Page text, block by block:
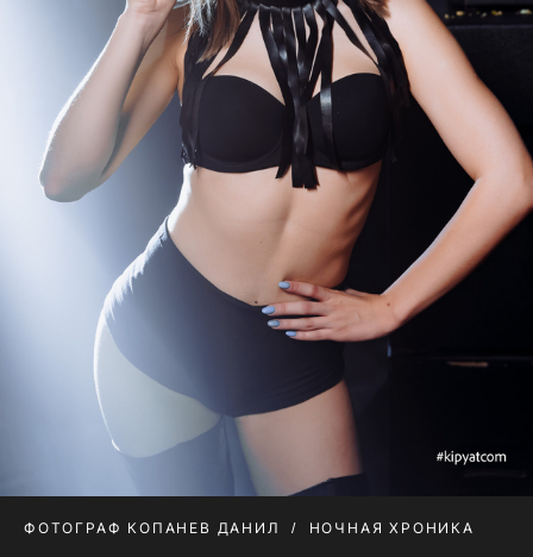
ФОТОГРАФ КОПАНЕВ ДАНИЛ НОЧНАЯ ХРОНИКА